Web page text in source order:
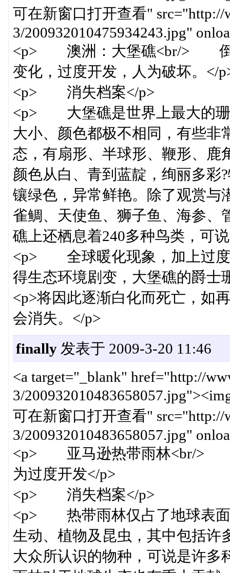
可在新窗口打开查看" src="http://
3/200932010475934243.jpg"
<p> 澳洲：大堡礁<br/> 倒
变化，过度开发，人为破坏。</
<p> 消失档案</p>
<p> 大堡礁是世界上最大的珊
大小、颜色都极不相同，有些非
态，有扇形、半球形、鞭形、鹿
颜色从白、青到蓝靛，绚丽多彩
镶绿色，异常鲜艳。除了观赏与
雀鲷、天使鱼、狮子鱼、海参、
礁上还栖息着240多种鸟类，可
<p> 全球暖化现象，加上过度
得生态环境剧变，大堡礁的爵士
<p>将因此逐渐白化而死亡，如
会消失。</p>
finally发表于 2009-3-20 11:46
<a target="_blank" href="http://
3/
可在新窗口打开查看" src="http://
3/200932010483658057.jpg"
<p> 亚马逊热带雨林<br/>
为过度开发</p>
<p> 消失档案</p>
<p> 热带雨林仅占了地球表面
生动、植物及昆虫，其中包括
大众所认识的物种，可说是许多